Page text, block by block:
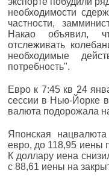
необходимости
частности,
Накао объявил,
отслеживать
необходимые
потребность".
Евро к 7:45 кв 24
сессии в Нью-Йорке в
валюта подорожала
Японская
евро, до 118,95 иены
К доллару иена
с 88,61 иены на